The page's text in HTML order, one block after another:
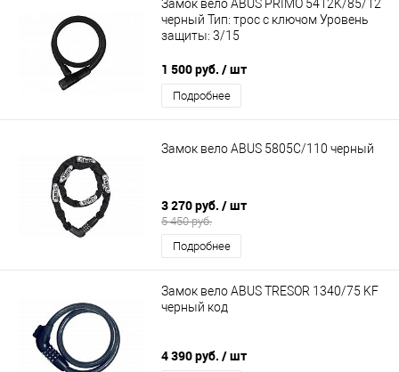
Замок вело ABUS PRIMO 5412K/85/12
черный Тип: трос с ключом Уровень
защиты: 3/15
1 500 руб. / шт
Подробнее
Замок вело ABUS 5805C/110 черный
3 270 руб. / шт
5 450 руб.
Подробнее
Замок вело ABUS TRESOR 1340/75 KF
черный код
4 390 руб. / шт